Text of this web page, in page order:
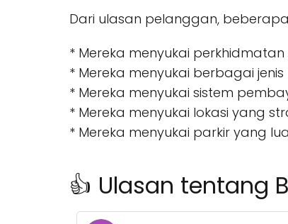
Dari ulasan pelanggan,
* Mereka menyukai
* Mereka menyukai berbagai
* Mereka menyukai sistem
* Mereka menyukai lokasi yang
* Mereka menyukai parkir yang
👍 Ulasan tentang